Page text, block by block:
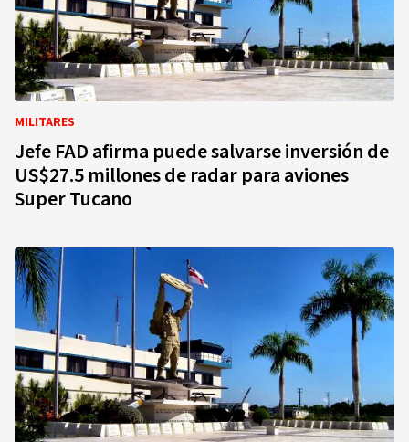
MILITARES
Jefe FAD afirma puede salvarse inversión de
US$27.5 millones de radar para aviones
Super Tucano